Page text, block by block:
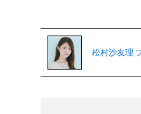
松村沙友理